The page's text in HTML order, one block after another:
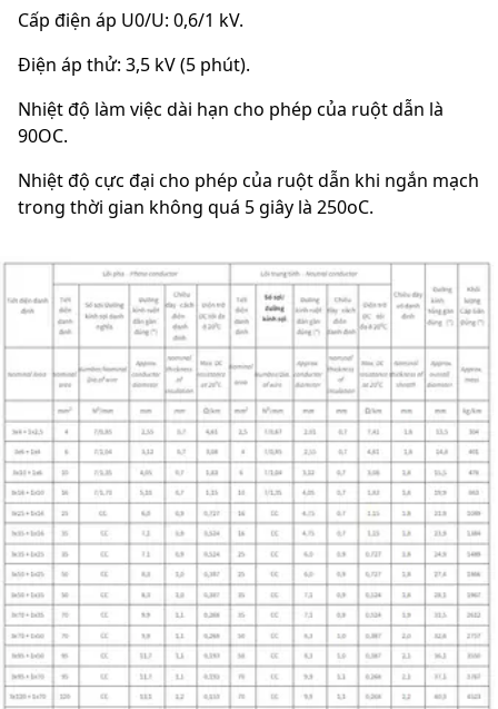
Cấp điện áp U0/U: 0,6/1 kV.
Điện áp thử: 3,5 kV (5 phút).
Nhiệt độ làm việc dài hạn cho phép của ruột dẫn là
90OC.
Nhiệt độ cực đại cho phép của ruột dẫn khi ngắn mạch
trong thời gian không quá 5 giây là 250oC.